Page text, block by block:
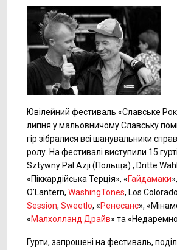
Ювілейний фестиваль «Славське
липня у мальовничому Славську
гір зібралися всі шанувальники
ролу. На фестивалі виступили 15
Sztywny Pal Azji (Польща) , Dritte
«Піккардійська Терція», «Гайдамаки
O’Lantern, WashingTones, Los
Session, Sweetlo, «Ренесанс»,
«Малхолланд Драйв» та
Гурти, запрошені на фестиваль,